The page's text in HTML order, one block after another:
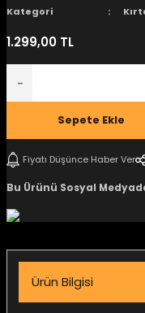
Kategori
1.299,00 TL
Sepete Ekle
Fiyatı Düşünce Haber Ver
Bu Ürünü Sosyal
Ürün Bilgisi